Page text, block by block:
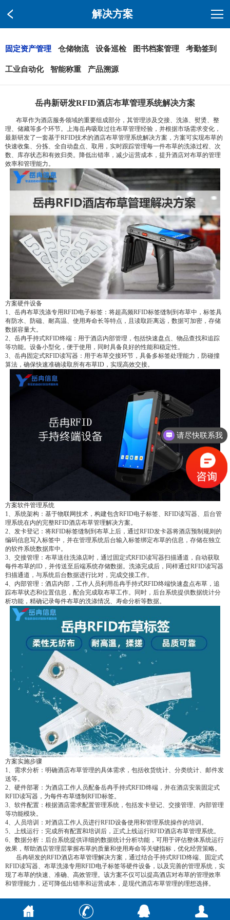
解决方案
固定资产管理 仓储物流 设备巡检 图书档案管理 考勤签到
工业自动化 智能称重 产品溯源
岳冉新研发RFID酒店布草管理系统解决方案
布草作为酒店服务领域的重要组成部分，其管理涉及交接、洗涤、熨烫、整
理、储藏等多个环节。上海岳冉吸取过往布草管理经验，并根据市场需求变化，
最新研发了一套基于RFID技术的酒店布草管理系统解决方案，方案可实现布草的
快速收集、分拣、全自动盘点、取用，实时跟踪管理每一件布草的洗涤过程、次
数、库存状态和有效归类。降低出错率，减少运营成本，提升酒店对布草的管理
效率和管理能力。
方案硬件设备
1、岳冉布草洗涤专用RFID电子标签：将超高频RFID标签缝制到布草中，标签具
有防水、防磁、耐高温、使用寿命长等特点，且读取距离远，数据可加密，存储
数据容量大。
2、岳冉手持式RFID终端：用于酒店内部管理，包括快速盘点、物品查找和追踪
等功能。设备小型化，便于使用，同时具备良好的性能和稳定性。
3、岳冉固定式RFID读写器：用于布草交接环节，具备多标签处理能力，防碰撞
算法，确保快速准确读取所有布草ID，实现高效交接。
方案软件管理系统
1、系统架构：基于物联网技术，构建包含RFID电子标签、RFID读写器、后台管
理系统在内的完整RFID酒店布草管理解决方案。
2、发卡登记：将RFID标签缝制到布草上后，通过RFID发卡器将酒店预制规则的
编码信息写入标签中，并在管理系统后台输入标签绑定布草的信息，存储在独立
的软件系统数据库中。
3、交接管理：布草送往洗涤店时，通过固定式RFID读写器扫描通道，自动获取
每件布草的ID，并传送至后端系统存储数据。洗涤完成后，同样通过RFID读写器
扫描通道，与系统后台数据进行比对，完成交接工作。
4、内部管理：酒店内部，工作人员利用岳冉手持式RFID终端快速盘点布草，追
踪布草状态和位置信息，配合完成取布草工作。同时，后台系统提供数据统计分
析功能，精确记录每件布草的洗涤情况、寿命分析等数据。
方案实施步骤
1、需求分析：明确酒店布草管理的具体需求，包括收货统计、分类统计、邮件发
送等。
2、硬件部署：为酒店工作人员配备岳冉手持式RFID终端，并在酒店安装固定式
RFID读写器，为每件布草缝制RFID标签。
3、软件配置：根据酒店需求配置管理系统，包括发卡登记、交接管理、内部管理
等功能模块。
4、人员培训：对酒店工作人员进行RFID设备使用和管理系统操作的培训。
5、上线运行：完成所有配置和培训后，正式上线运行RFID酒店布草管理系统。
6、数据分析：后台系统提供详细的数据统计分析功能，可用于评估整体系统运行
效果，帮助酒店管理层掌握布草的质量和使用寿命等关键指标，优化经营策略。
岳冉研发的RFID酒店布草管理解决方案，通过结合手持式RFID终端、固定式
RFID读写器、布草洗涤专用RFID电子标签等硬件设备，以及完善的管理系统，实
现了布草的快速、准确、高效管理。该方案不仅可以提高酒店对布草的管理效率
和管理能力，还可降低出错率和运营成本，是现代酒店布草管理的理想选择。
请尽快联系我